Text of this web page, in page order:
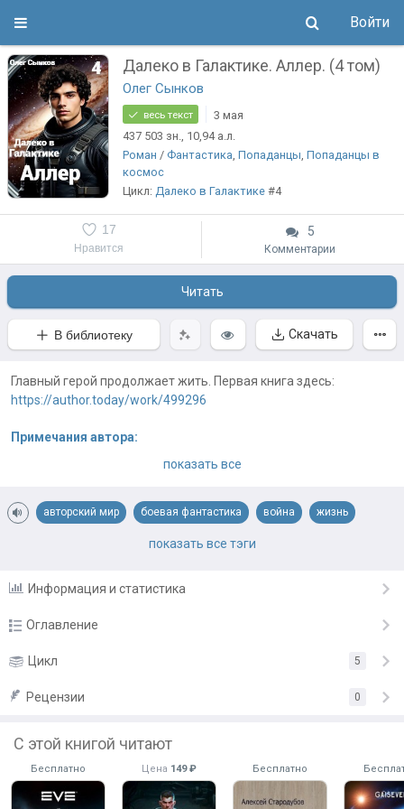
Войти
Далеко в Галактике. Аллер. (4 том)
Олег Сынков
весь текст
3 мая
437 503 зн., 10,94 а.л.
Роман / Фантастика, Попаданцы, Попаданцы в
космос
Цикл: Далеко в Галактике#4
Нравится
17 5
Комментарии
Читать
В библиотеку Скачать
Главный герой продолжает жить. Первая книга здесь:
https://author.today/work/499296
Примечания автора:
показать все
авторский мир боевая фантастика война жизнь
попаданцы психология
показать все тэги
Информация и статистика
Оглавление
Глава 1 21 мар.
Глава 2 23 мар.
Глава 4 27 мар.
Глава 5 29 мар.
Цикл 5
Рецензии 0
С этой книгой читают
Бесплатно Цена 149 ₽ Бесплатно